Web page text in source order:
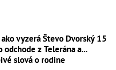
vyzerá Števo Dvorský 15
odchode z Telerána a...
slová o rodine